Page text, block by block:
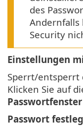
des
Andernfalls
Security
Einstellungen
Sperrt/entsperrt
Klicken Sie auf
Passwortfenster
Passwort